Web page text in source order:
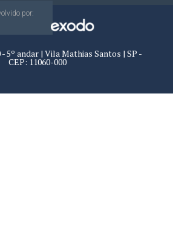
por:
- 5º andar | Vila Mathias Santos | SP -
CEP: 11060-000